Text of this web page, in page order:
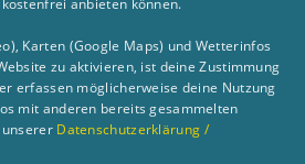
anbieten können.
Karten (Google Maps) und Wetterinfos
zu aktivieren, ist deine Zustimmung
erfassen möglicherweise deine Nutzung
mit anderen bereits gesammelten
Datenschutzerklärung /